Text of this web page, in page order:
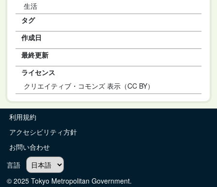
生活
タグ
作成日
最終更新
ライセンス
クリエイティブ・コモンズ 表示（CC BY）
利用規約
アクセシビリティ方針
お問い合わせ
言語
© 2025 Tokyo Metropolitan Government.